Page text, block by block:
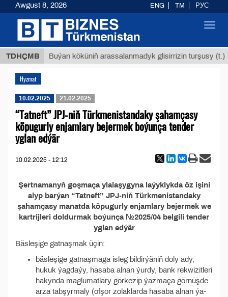
TDHÇMB
ТМТ Buýan köküniň arassalanmadyk glisirrizin turşusy (t.)
Hyzmat
10.02.2025 21.02.2025
“Tatneft” JPJ-niň Türkmenistandaky şahamçasy
köpugurly enjamlary bejermek boýunça tender
yglan edýär
10.02.2025 - 12:12
Şertnamanyň goşmaça ylalaşygyna laýyklykda öz işini
alyp barýan “Tatneft” JPJ-niň Türkmenistandaky
şahamçasy manatda köpugurly enjamlary bejermek we
kartrijleri doldurmak boýunça №2025/04 belgili tender
yglan edýär
Bäsleşige gatnaşmak üçin:
bäsleşige gatnaşmaga isleg bildirýäniň doly ady,
hukuk ýagdaýy, hasaba alnan ýurdy, bank rekwizitleri
hakynda maglumatlary görkezip ýazmaça görnüşde
arza tabşyrmaly (ofşor zolaklarda hasaba alnan ýa-
Awgust 8, 2026 ENG TM РУС